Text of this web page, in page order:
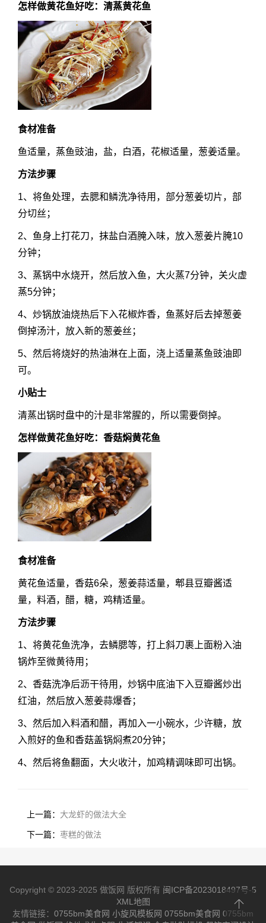
怎样做黄花鱼好吃：清蒸黄花鱼
食材准备
鱼适量，蒸鱼豉油，盐，白酒，花椒适量，葱姜适量。
方法步骤
1、将鱼处理，去腮和鳞洗净待用，部分葱姜切片，部
分切丝；
2、鱼身上打花刀，抹盐白酒腌入味，放入葱姜片腌10
分钟；
3、蒸锅中水烧开，然后放入鱼，大火蒸7分钟，关火虚
蒸5分钟；
4、炒锅放油烧热后下入花椒炸香，鱼蒸好后去掉葱姜
倒掉汤汁，放入新的葱姜丝；
5、然后将烧好的热油淋在上面，浇上适量蒸鱼豉油即
可。
小贴士
清蒸出锅时盘中的汁是非常腥的，所以需要倒掉。
怎样做黄花鱼好吃：香菇焖黄花鱼
食材准备
黄花鱼适量，香菇6朵，葱姜蒜适量，郫县豆瓣酱适
量，料酒，醋，糖，鸡精适量。
方法步骤
1、将黄花鱼洗净，去鳞腮等，打上斜刀裹上面粉入油
锅炸至微黄待用；
2、香菇洗净后沥干待用，炒锅中底油下入豆瓣酱炒出
红油，然后放入葱姜蒜爆香；
3、然后加入料酒和醋，再加入一小碗水，少许糖，放
入煎好的鱼和香菇盖锅焖煮20分钟；
4、然后将鱼翻面，大火收汁，加鸡精调味即可出锅。
上一篇： 大龙虾的做法大全
下一篇： 枣糕的做法
Copyright © 2023-2025 做饭网 版权所有 闽ICP备2023018497号-5
XML地图
友情链接： 0755bm美食网 小旋风模板网 0755bm美食网 0755bm